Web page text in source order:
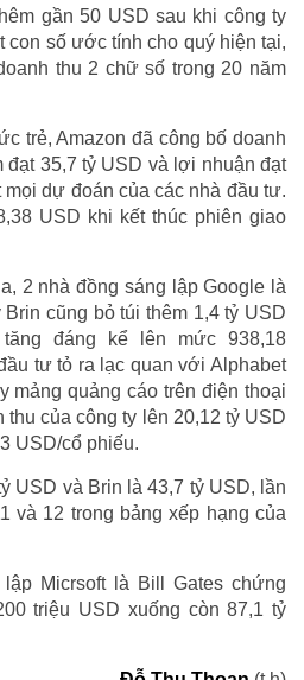
gần 50 USD sau khi công ty
số ước tính cho quý hiện tại,
thu 2 chữ số trong 20 năm
trẻ, Amazon đã công bố doanh
đạt 35,7 tỷ USD và lợi nhuận đạt
dự đoán của các nhà đầu tư.
USD khi kết thúc phiên giao
2 nhà đồng sáng lập Google là
cũng bỏ túi thêm 1,4 tỷ USD
đáng kể lên mức 938,18
tư tỏ ra lạc quan với Alphabet
mảng quảng cáo trên điện thoại
thu của công ty lên 20,12 tỷ USD
USD/cổ phiếu.
USD và Brin là 43,7 tỷ USD, lần
và 12 trong bảng xếp hạng của
Micrsoft là Bill Gates chứng
triệu USD xuống còn 87,1 tỷ